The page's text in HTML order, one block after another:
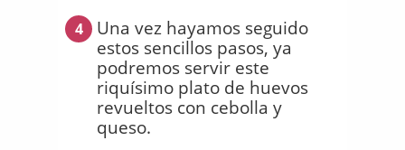
4
Una vez hayamos seguido
estos sencillos pasos, ya
podremos servir este
riquísimo plato de huevos
revueltos con cebolla y
queso.